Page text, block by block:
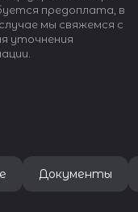
предоплата, в
мы свяжемся с
уточнения
Документы